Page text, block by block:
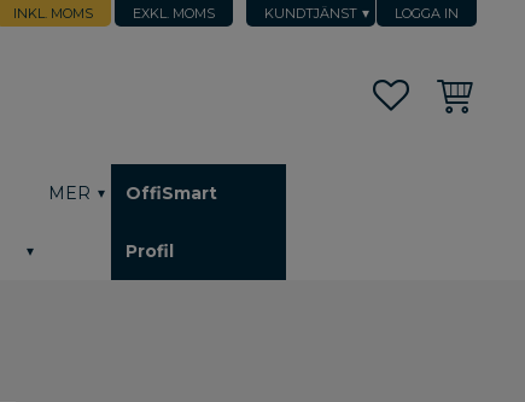
KUNDTJÄNST LOGGA IN
INKL. MOMS EXKL. MOMS
FavoriterKundvagn
MER OffiSmart
Profil